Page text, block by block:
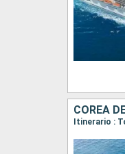
COREA
Itinerario :